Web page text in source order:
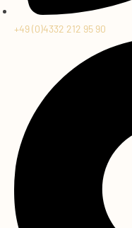
+49 (0)4332 212 95 90